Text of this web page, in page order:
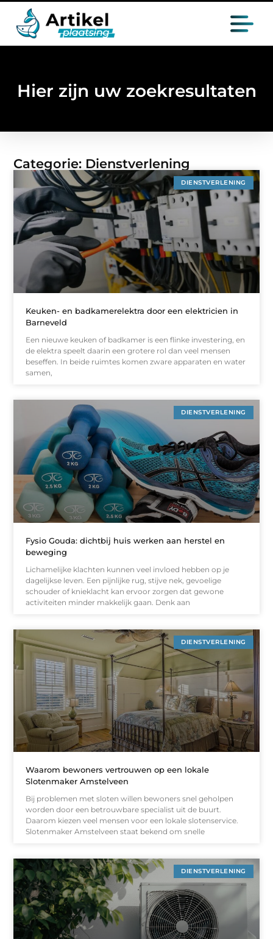
Hier zijn uw zoekresultaten
Categorie: Dienstverlening
DIENSTVERLENING
Keuken- en badkamerelektra door een elektricien in
Barneveld
Een nieuwe keuken of badkamer is een flinke investering, en
de elektra speelt daarin een grotere rol dan veel mensen
beseffen. In beide ruimtes komen zware apparaten en water
samen,
DIENSTVERLENING
Fysio Gouda: dichtbij huis werken aan herstel en
beweging
Lichamelijke klachten kunnen veel invloed hebben op je
dagelijkse leven. Een pijnlijke rug, stijve nek, gevoelige
schouder of knieklacht kan ervoor zorgen dat gewone
activiteiten minder makkelijk gaan. Denk aan
DIENSTVERLENING
Waarom bewoners vertrouwen op een lokale
Slotenmaker Amstelveen
Bij problemen met sloten willen bewoners snel geholpen
worden door een betrouwbare specialist uit de buurt.
Daarom kiezen veel mensen voor een lokale slotenservice.
Slotenmaker Amstelveen staat bekend om snelle
DIENSTVERLENING